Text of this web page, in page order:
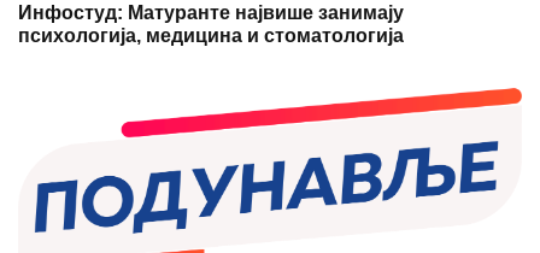
Инфостуд: Матуранте највише занимају
психологија, медицина и стоматологија